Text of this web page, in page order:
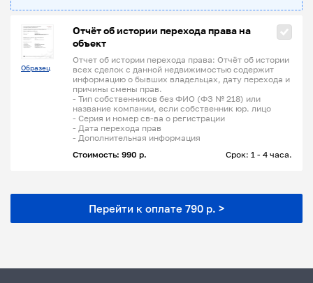
Образец
Отчёт об истории перехода права на
объект
Отчет об истории перехода права: Отчёт об истории
всех сделок с данной недвижимостью содержит
информацию о бывших владельцах, дату перехода и
причины смены прав.
- Тип собственников без ФИО (ФЗ № 218) или
название компании, если собственник юр. лицо
- Серия и номер св-ва о регистрации
- Дата перехода прав
- Дополнительная информация
Стоимость: 990 р.
Срок: 1 - 4 часа.
Перейти к оплате 790 р. >